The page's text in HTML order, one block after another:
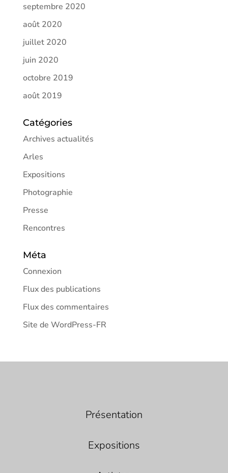
septembre 2020
août 2020
juillet 2020
juin 2020
octobre 2019
août 2019
Catégories
Archives actualités
Arles
Expositions
Photographie
Presse
Rencontres
Méta
Connexion
Flux des publications
Flux des commentaires
Site de WordPress-FR
Présentation
Expositions